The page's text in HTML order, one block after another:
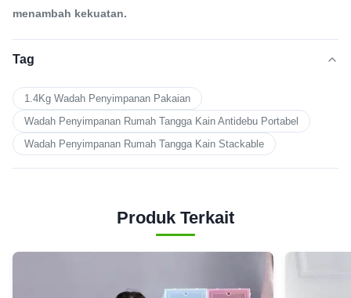
menambah kekuatan.
Tag
1.4Kg Wadah Penyimpanan Pakaian
Wadah Penyimpanan Rumah Tangga Kain Antidebu Portabel
Wadah Penyimpanan Rumah Tangga Kain Stackable
Produk Terkait